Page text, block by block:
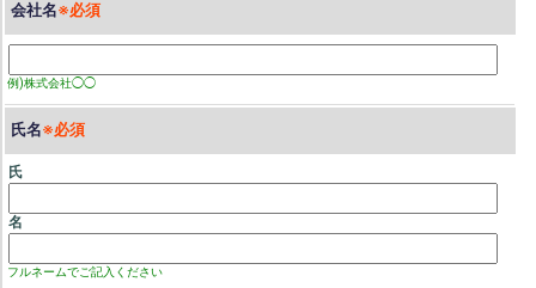
会社名
例)株式会社◯◯
氏名
氏
名
フルネームでご記入ください